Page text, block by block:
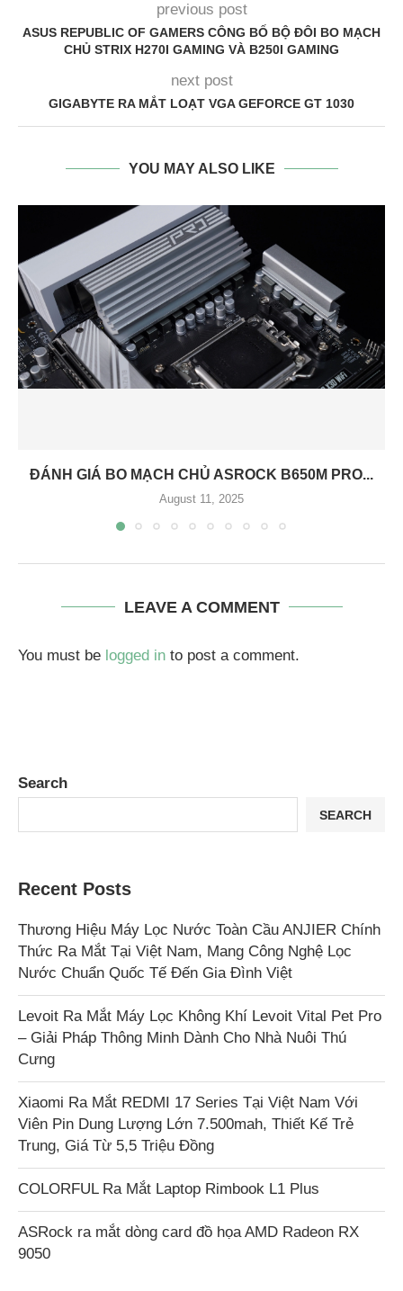
previous post
ASUS REPUBLIC OF GAMERS CÔNG BỐ BỘ ĐÔI BO MẠCH
CHỦ STRIX H270I GAMING VÀ B250I GAMING
next post
GIGABYTE RA MẮT LOẠT VGA GEFORCE GT 1030
YOU MAY ALSO LIKE
ĐÁNH GIÁ BO MẠCH CHỦ ASROCK B650M PRO...
August 11, 2025
LEAVE A COMMENT
You must be logged in to post a comment.
Search
SEARCH
Recent Posts
Thương Hiệu Máy Lọc Nước Toàn Cầu ANJIER Chính
Thức Ra Mắt Tại Việt Nam, Mang Công Nghệ Lọc
Nước Chuẩn Quốc Tế Đến Gia Đình Việt
Levoit Ra Mắt Máy Lọc Không Khí Levoit Vital Pet Pro
– Giải Pháp Thông Minh Dành Cho Nhà Nuôi Thú
Cưng
Xiaomi Ra Mắt REDMI 17 Series Tại Việt Nam Với
Viên Pin Dung Lượng Lớn 7.500mah, Thiết Kế Trẻ
Trung, Giá Từ 5,5 Triệu Đồng
COLORFUL Ra Mắt Laptop Rimbook L1 Plus
ASRock ra mắt dòng card đồ họa AMD Radeon RX
9050